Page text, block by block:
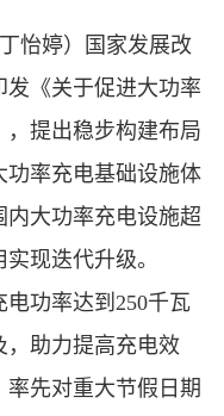
怡婷）国家发展改
《关于促进大功率
提出稳步构建布局
功率充电基础设施体
内大功率充电设施超
现迭代升级。
功率达到250千瓦
，助力提高充电效
先对重大节假日期